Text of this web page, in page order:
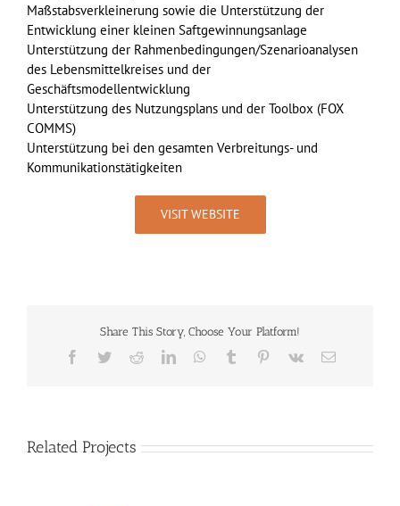
Maßstabsverkleinerung sowie die Unterstützung der
Entwicklung einer kleinen Saftgewinnungsanlage
Unterstützung der Rahmenbedingungen/Szenarioanalysen
des Lebensmittelkreises und der
Geschäftsmodellentwicklung
Unterstützung des Nutzungsplans und der Toolbox (FOX
COMMS)
Unterstützung bei den gesamten Verbreitungs- und
Kommunikationstätigkeiten
VISIT WEBSITE
Share This Story, Choose Your Platform!
Facebook
TwitterRedditLinkedInWhatsApp
Tumblr Pinterest
Vk Email
Related Projects